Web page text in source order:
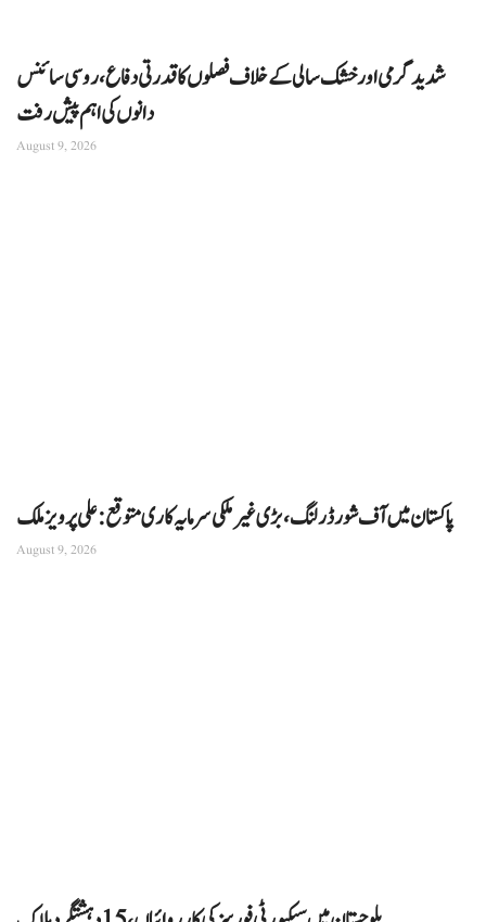
شدید گرمی اور خشک سالی کے خلاف فصلوں کا قدرتی دفاع، روسی سائنس
دانوں کی اہم پیش رفت
August 9, 2026
پاکستان میں آف شور ڈرلنگ، بڑی غیر ملکی سرمایہ کاری متوقع: علی پرویز ملک
August 9, 2026